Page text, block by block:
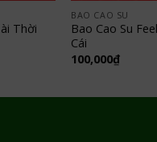
Thời
BAO CAO SU
Bao Cao Su
Cái
100,000₫